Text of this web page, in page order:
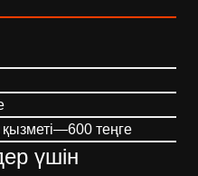
қызметі—600 теңге
үшін